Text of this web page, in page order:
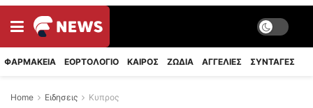
ΦΑΡΜΑΚΕΙΑ ΕΟΡΤΟΛΟΓΙΟ ΚΑΙΡΟΣ ΖΩΔΙΑ ΑΓΓΕΛΙΕΣ ΣΥΝΤΑΓΈΣ
Home Ειδησεις Κυπρος